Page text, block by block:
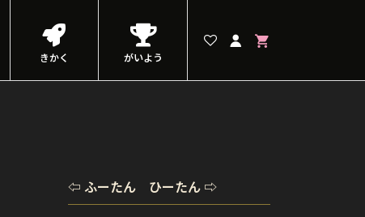
きかく がいよう
⇦ ふーたん ひーたん ⇨